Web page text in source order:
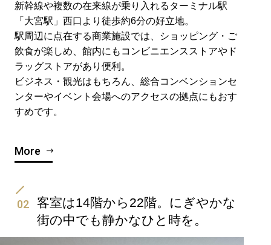
新幹線や複数の在来線が乗り入れるターミナル駅
「大宮駅」西口より徒歩約6分の好立地。
駅周辺に点在する商業施設では、ショッピング・ご
飲食が楽しめ、館内にもコンビニエンスストアやド
ラッグストアがあり便利。
ビジネス・観光はもちろん、総合コンベンションセ
ンターやイベント会場へのアクセスの拠点にもおす
すめです。
More
02
客室は14階から22階。にぎやかな
街の中でも静かなひと時を。